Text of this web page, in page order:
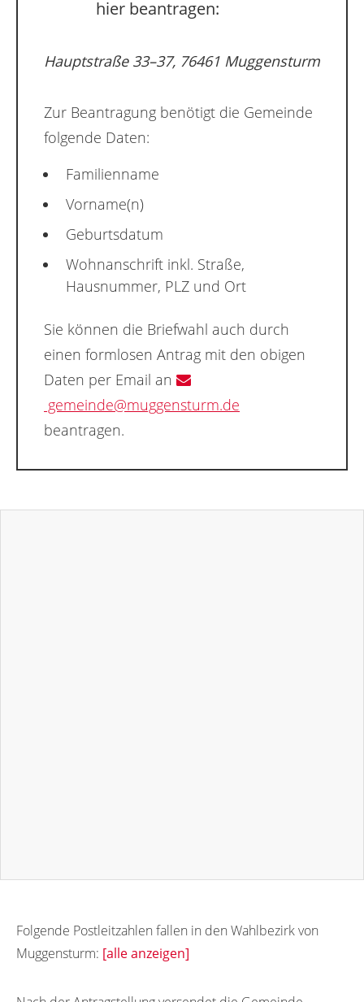
hier beantragen:
Hauptstraße 33–37, 76461 Muggensturm
Zur Beantragung benötigt die Gemeinde
folgende Daten:
Familienname
Vorname(n)
Geburtsdatum
Wohnanschrift inkl. Straße,
Hausnummer, PLZ und Ort
Sie können die Briefwahl auch durch
einen formlosen Antrag mit den obigen
Daten per Email an
gemeinde@muggensturm.de
beantragen.
Folgende Postleitzahlen fallen in den Wahlbezirk von
Muggensturm: [alle anzeigen]